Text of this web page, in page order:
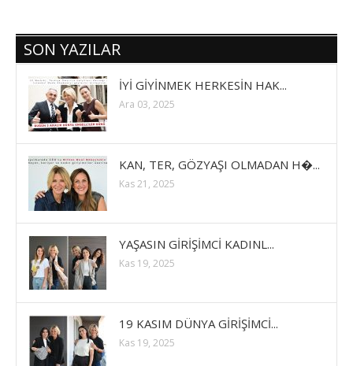
SON YAZILAR
İYİ GİYİNMEK HERKESİN HAK...
Ara 03, 2025
KAN, TER, GÖZYAŞI OLMADAN H�...
Kas 21, 2025
YAŞASIN GİRİŞİMCİ KADINL...
Kas 19, 2025
19 KASIM DÜNYA GİRİŞİMCİ...
Kas 19, 2025